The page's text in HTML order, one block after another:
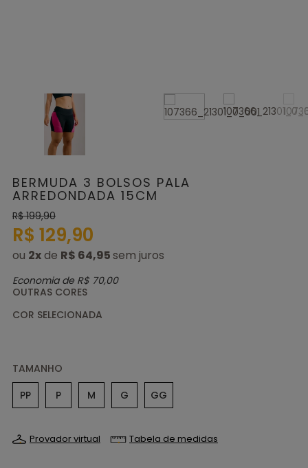
BERMUDA 3 BOLSOS PALA
ARREDONDADA 15CM
R$ 199,90
R$ 129,90
ou 2xde R$ 64,95
Economia de R$ 70,00
OUTRAS CORES
TAMANHO
PP
P M G GG
Provador virtual Tabela de medidas